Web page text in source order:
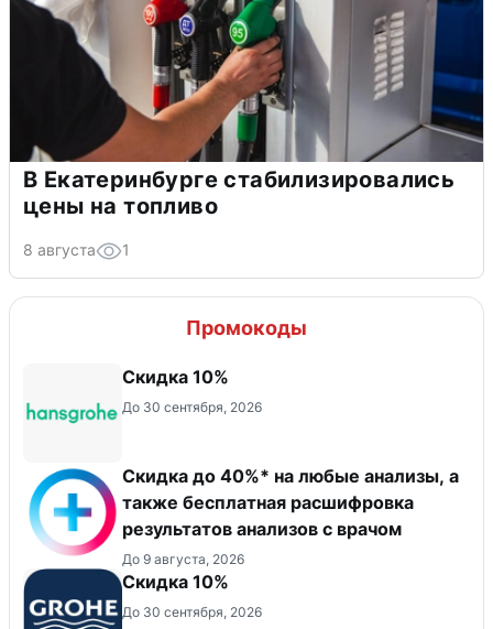
В Екатеринбурге стабилизировались
цены на топливо
8 августа 1
Промокоды
Скидка 10%
До 30 сентября, 2026
Скидка до 40%* на любые анализы, а
также бесплатная расшифровка
результатов анализов с врачом
До 9 августа, 2026
Скидка 10%
До 30 сентября, 2026